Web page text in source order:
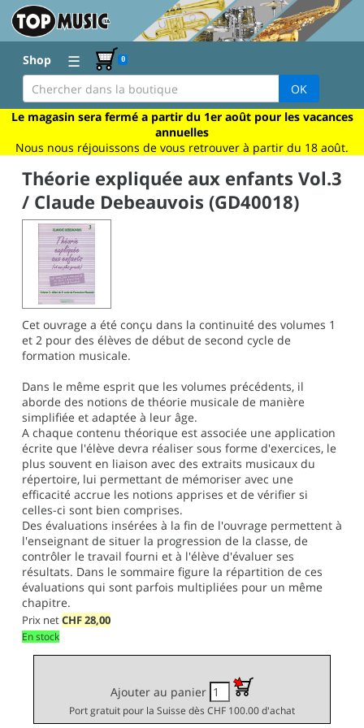
Shop ☰ 0
OK
Le magasin sera fermé a partir du 1er août pour les vacances
annuelles
Nous nous réjouissons de vous retrouver à partir du 18 août.
Théorie expliquée aux enfants Vol.3
/ Claude Debeauvois (GD40018)
Cet ouvrage a été conçu dans la continuité des volumes 1
et 2 pour des élèves de début de second cycle de
formation musicale.
Dans le même esprit que les volumes précédents, il
aborde des notions de théorie musicale de manière
simplifiée et adaptée à leur âge.
A chaque contenu théorique est associée une application
écrite que l'élève devra réaliser sous forme d'exercices, le
plus souvent en liaison avec des extraits musicaux du
répertoire, lui permettant de mémoriser avec une
efficacité accrue les notions apprises et de vérifier si
celles-ci sont bien comprises.
Des évaluations insérées à la fin de l'ouvrage permettent à
l'enseignant de situer la progression de la classe, de
contrôler le travail fourni et à l'élève d'évaluer ses
résultats. Dans le sommaire figure la répartition de ces
évaluations qui sont parfois multipliées pour un même
chapitre.
Prix netCHF28,00
En stock
Ajouter au panier
Port gratuit pour la Suisse dès CHF 100.00 d'achat